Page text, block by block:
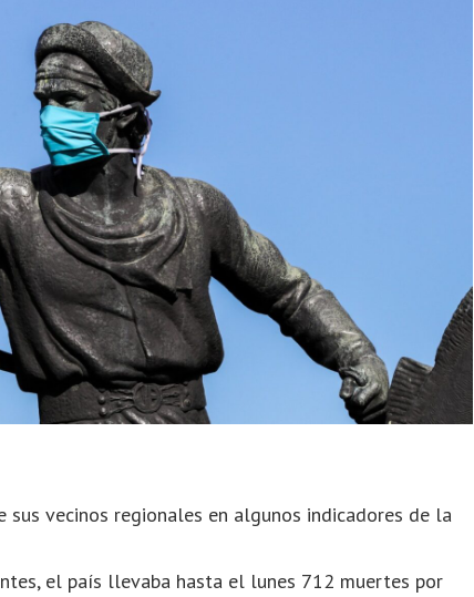
sus vecinos regionales en algunos indicadores de la
el país llevaba hasta el lunes 712 muertes por